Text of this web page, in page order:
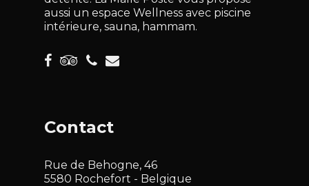
aussi un espace Wellness avec piscine
intérieure, sauna, hammam.
Contact
Rue de Behogne, 46
5580 Rochefort - Belgique